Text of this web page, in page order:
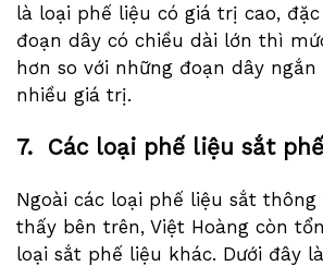
là loại phế liệu có giá trị cao,
đoạn dây có chiều dài lớn thì
hơn so với những đoạn dây
nhiều giá trị.
7. Các loại phế liệu sắt
Ngoài các loại phế liệu sắt
thấy bên trên, Việt Hoàng còn
loại sắt phế liệu khác. Dưới đây